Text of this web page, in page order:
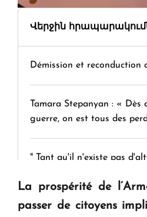
Վերջին
Démission et reconduction
Tamara Stepanyan : « Dès
guerre, on est tous des
" Tant qu'il n'existe pas
KASA : 30 ans d'audace,
La prospérité de
passer de citoyens